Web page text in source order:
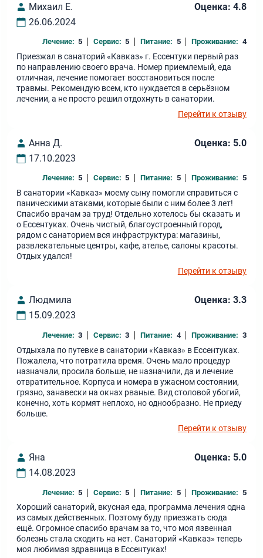
Михаил Е.
26.06.2024
Оценка: 4.8
Лечение: 5 Сервис: 5 Питание: 5 Проживание: 4
Приезжал в санаторий «Кавказ» г. Ессентуки первый раз
по направлению своего врача. Номер приемлемый, еда
отличная, лечение помогает восстановиться после
травмы. Рекомендую всем, кто нуждается в серьёзном
лечении, а не просто решил отдохнуть в санатории.
Перейти к отзыву
Анна Д.
17.10.2023
Оценка: 5.0
Лечение: 5 Сервис: 5 Питание: 5 Проживание: 5
В санатории «Кавказ» моему сыну помогли справиться с
паническими атаками, которые были с ним более 3 лет!
Спасибо врачам за труд! Отдельно хотелось бы сказать и
о Ессентуках. Очень чистый, благоустроенный город,
рядом с санаторием вся инфраструктура: магазины,
развлекательные центры, кафе, ателье, салоны красоты.
Отдых удался!
Перейти к отзыву
Людмила
15.09.2023
Оценка: 3.3
Лечение: 3 Сервис: 3 Питание: 4 Проживание: 3
Отдыхала по путевке в санатории «Кавказ» в Ессентуках.
Пожалела, что потратила время. Очень мало процедур
назначали, просила больше, не назначили, да и лечение
отвратительное. Корпуса и номера в ужасном состоянии,
грязно, занавески на окнах рваные. Вид столовой убогий,
конечно, хоть кормят неплохо, но однообразно. Не приеду
больше.
Перейти к отзыву
Яна
14.08.2023
Оценка: 5.0
Лечение: 5 Сервис: 5 Питание: 5 Проживание: 5
Хороший санаторий, вкусная еда, программа лечения одна
из самых действенных. Поэтому буду приезжать сюда
ещё. Огромное спасибо врачам за то, что моя язвенная
болезнь стала сходить на нет. Санаторий «Кавказ» теперь
моя любимая здравница в Ессентуках!